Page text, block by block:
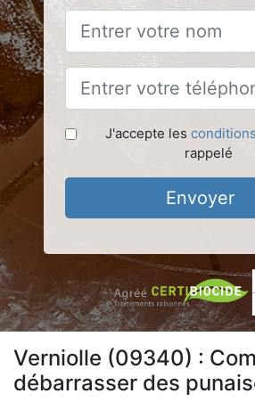
J'accepte les conditions
rappelé
Envoyer
Verniolle (09340) :
débarrasser des